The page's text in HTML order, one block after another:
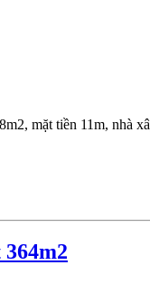
mặt tiền 11m,